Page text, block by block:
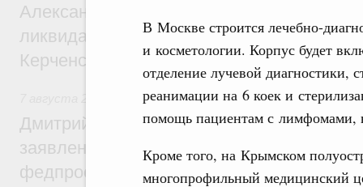
В Москве строится лечебно-
и косметологии. Корпус будет
отделение лучевой диагностики,
реанимации на 6 коек и
помощь пациентам с лимфомами,
Кроме того, на Крымском
многопрофильный медицинский
Александр Козлов провёл заседание
ликвидации последствий чрезвычайной
Керченском проливе
Среднее профессиональное образование
Дмитрий Чернышенко: Установлен
заявлений от абитуриентов колледжей и
федпроекта «Профессионалитет»